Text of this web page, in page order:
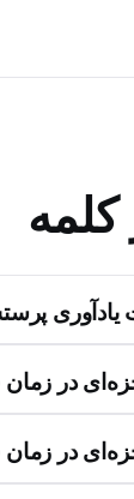
یادآوری
در
در